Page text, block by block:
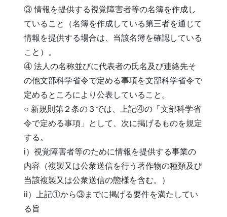
③ 情報を提供する視覚障害者等の名簿を作成し
ていること（名簿を作成している第三者を通じて
情報を提供する場合は、当該名簿を確認している
こと）。
④ 法人の名称並びに代表者の氏名及び連絡先そ
の他文部科学省令で定める事項を文部科学省令で
定めるところにより公表していること。
○ 新規則第２条の３では、上記④の「文部科学省
令で定める事項」として、次に掲げるものを規定
する。
i）視覚障害者等のために情報を提供する事業の
内容（複製又は公衆送信を行う著作物の種類及び
当該複製又は公衆送信の態様を含む。）
ii）上記①から③までに掲げる要件を満たしてい
る旨